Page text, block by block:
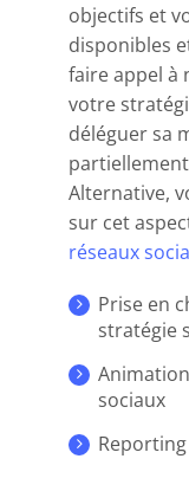
objectifs et
disponibles
faire appel à
votre
déléguer sa
Alternative,
sur cet
réseaux
Prise en
stratégie
sociaux